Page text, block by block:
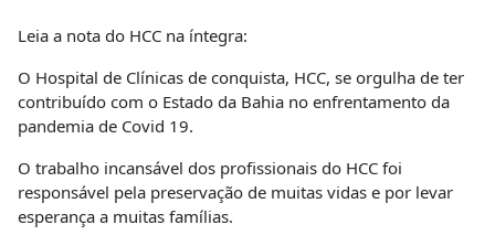
Leia a nota do HCC na íntegra:
O Hospital de Clínicas de conquista, HCC, se orgulha de ter
contribuído com o Estado da Bahia no enfrentamento da
pandemia de Covid 19.
O trabalho incansável dos profissionais do HCC foi
responsável pela preservação de muitas vidas e por levar
esperança a muitas famílias.